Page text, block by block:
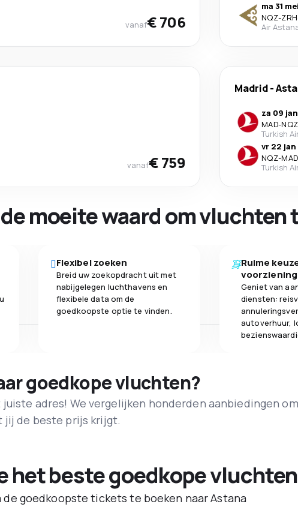
vanaf€ 706
ma 31 mei
NQZ-ZRH
Air
vanaf€ 759
Madrid-
za 09 jan
MAD-NQZ
Turkish
vr 22 jan
NQZ-MAD
Turkish
moeite waard om vluchten
Flexibel zoeken
Breid uw zoekopdracht uit met
nabijgelegen luchthavens en
flexibele data om de
goedkoopste optie te vinden.
Ruime
Geniet van
diensten:
autoverhuur,
goedkope vluchten?
adres! We vergelijken honderden aanbiedingen om
jij de beste prijs krijgt.
het beste goedkope
goedkoopste tickets te boeken naar Astana